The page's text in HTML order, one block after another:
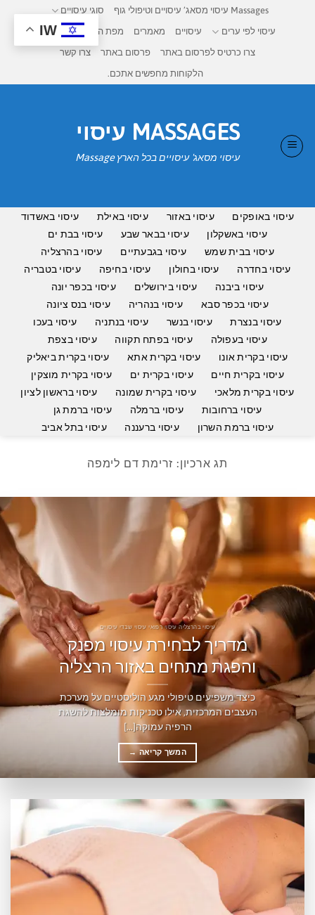
Massages עיסוי מסאג’ עיסויים וטיפולי גוף
סוגי עיסויים
עיסוי לפי ערים
עיסויים מאמרים
מפת העיסויים בישראל
צרו כרטיס לפרסום באתר
פרסום באתר
צרו קשר
הלקוחות מחפשים אתכם.
MASSAGES עיסוי
עיסוי מסאג' עיסויים בכל הארץ Massage
עיסוי באופקים עיסוי באזור עיסוי באילת
עיסוי באשדוד
עיסוי באשקלון
עיסוי בבאר שבע
עיסוי בבת ים
עיסוי בבית שמש
עיסוי בגבעתיים
עיסוי בהרצליה
עיסוי בחדרה
עיסוי בחולון עיסוי בחיפה
עיסוי בטבריה
עיסוי ביבנה
עיסוי בירושלים
עיסוי בכפר יונה
עיסוי בכפר סבא
עיסוי בנהריה
עיסוי בנס ציונה
עיסוי בנצרת
עיסוי בנשר עיסוי בנתניה
עיסוי בעכו
עיסוי בעפולה
עיסוי בפתח תקווה
עיסוי בצפת
עיסוי בקרית אונו
עיסוי בקרית אתא
עיסוי בקרית ביאליק
עיסוי בקרית חיים
עיסוי בקרית ים
עיסוי בקרית מוצקין
עיסוי בקרית מלאכי
עיסוי בקרית שמונה
עיסוי בראשון לציון
עיסוי ברחובות
עיסוי ברמלה
עיסוי ברמת גן
עיסוי ברמת השרון
עיסוי ברעננה עיסוי בתל אביב
תג ארכיון: זרימת דם לימפה
עיסוי בהרצליה עיסוי רפואי עיסוי שבדי עיסויים
מדריך לבחירת עיסוי מפנק
והפגת מתחים באזור הרצליה
כיצד משפיעים טיפולי מגע הוליסטיים על מערכת
העצבים המרכזית, אילו טכניקות מומלצות להשגת
הרפיה עמוקה[...]
המשך קריאה→
IW